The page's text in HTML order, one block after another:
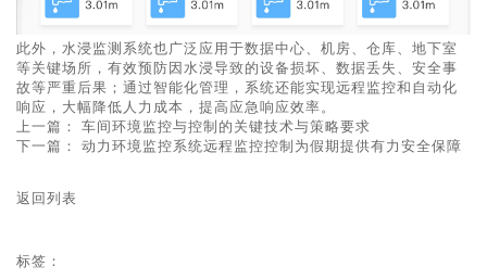
此外，水浸监测系统也广泛应用于数据中心、机房、仓库、地下室
等关键场所，有效预防因水浸导致的设备损坏、数据丢失、安全事
故等严重后果；通过智能化管理，系统还能实现远程监控和自动化
响应，大幅降低人力成本，提高应急响应效率。
上一篇： 车间环境监控与控制的关键技术与策略要求
下一篇： 动力环境监控系统远程监控控制为假期提供有力安全保障
返回列表
标签：